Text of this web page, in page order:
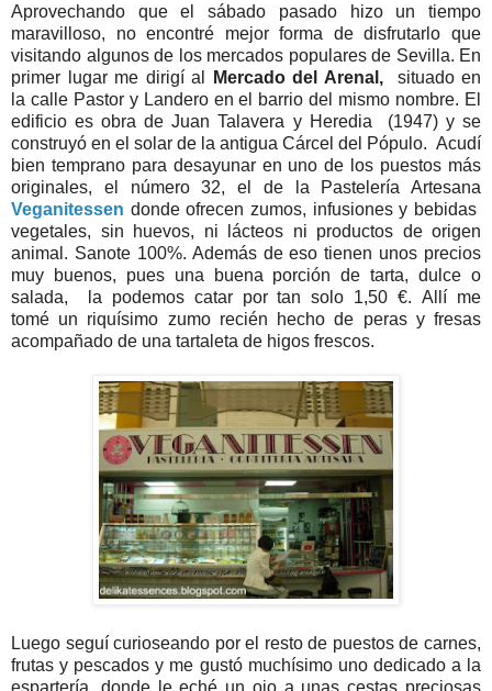
Aprovechando que el sábado pasado hizo un tiempo
maravilloso, no encontré mejor forma de disfrutarlo que
visitando algunos de los mercados populares de Sevilla. En
primer lugar me dirigí al
Mercado del Arenal,situado en
la calle Pastor y Landero en el barrio del mismo nombre. El
edificio es obra de Juan Talavera y Heredia (1947) y se
construyó en el solar de la antigua Cárcel del Pópulo. Acudí
bien temprano para desayunar en uno de los puestos más
originales, el número 32, el de la Pastelería Artesana
Veganitessen donde ofrecen zumos, infusiones y bebidas
vegetales, sin huevos, ni lácteos ni productos de origen
animal. Sanote 100%. Además de eso tienen unos precios
muy buenos, pues una buena porción de tarta, dulce o
salada, la podemos catar por tan solo 1,50 €. Allí me
tomé un riquísimo zumo recién hecho de peras y fresas
acompañado de una tartaleta de higos frescos.
Luego seguí curioseando por el resto de puestos de carnes,
frutas y pescados y me gustó muchísimo uno dedicado a la
espartería, donde le eché un ojo a unas cestas preciosas